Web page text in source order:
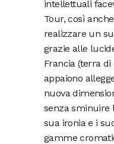
intellettuali
Tour, così
realizzare un
grazie alle
Francia (terra
appaiono
nuova
senza sminuire
sua ironia e i
gamme